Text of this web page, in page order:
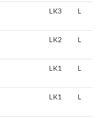
LK3 L
LK2 L
LK1 L
LK1 L